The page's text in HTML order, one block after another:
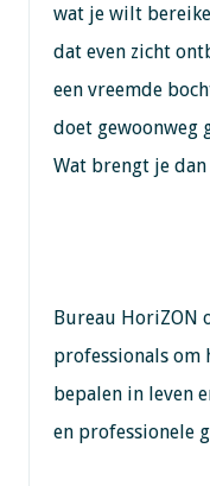
wat je wilt
dat even zicht
een vreemde
doet gewoonweg
Wat brengt je dan
Bureau HoriZON
professionals om
bepalen in leven
en professionele